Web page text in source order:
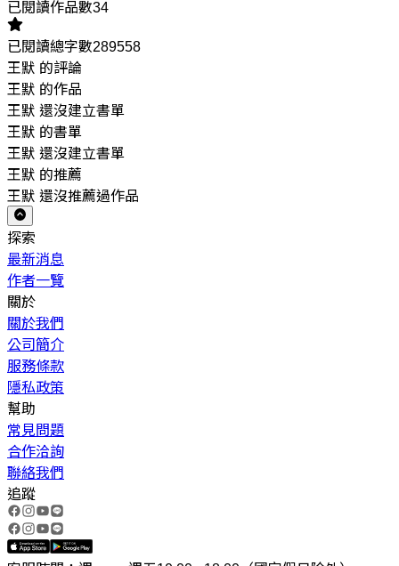
已閱讀作品數34
已閱讀總字數289558
王默 的評論
王默 的作品
王默 還沒建立書單
王默 的書單
王默 還沒建立書單
王默 的推薦
王默 還沒推薦過作品
探索
最新消息
作者一覽
關於
關於我們
公司簡介
服務條款
隱私政策
幫助
常見問題
合作洽詢
聯絡我們
追蹤